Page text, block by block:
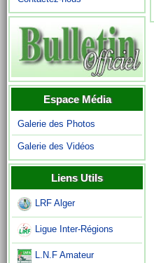
Espace Média
Galerie des Photos
Galerie des Vidéos
Liens Utils
LRF Alger
Ligue Inter-Régions
L.N.F Amateur